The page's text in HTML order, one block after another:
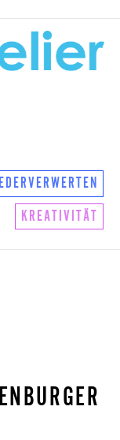
KREATIVITÄT